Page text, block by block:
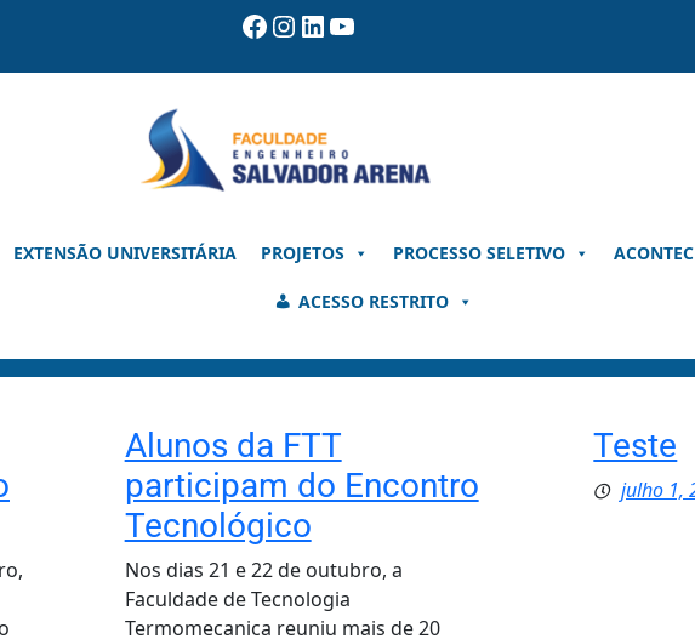
Facebook
Instagram
LinkedIn
Youtube
EXTENSÃO UNIVERSITÁRIA PROJETOS PROCESSO SELETIVO
ACESSO RESTRITO
Alunos da FTT
participam do Encontro
Tecnológico
Nos dias 21 e 22 de outubro, a
Faculdade de Tecnologia
Termomecanica reuniu mais de 20
Teste
julho 1,